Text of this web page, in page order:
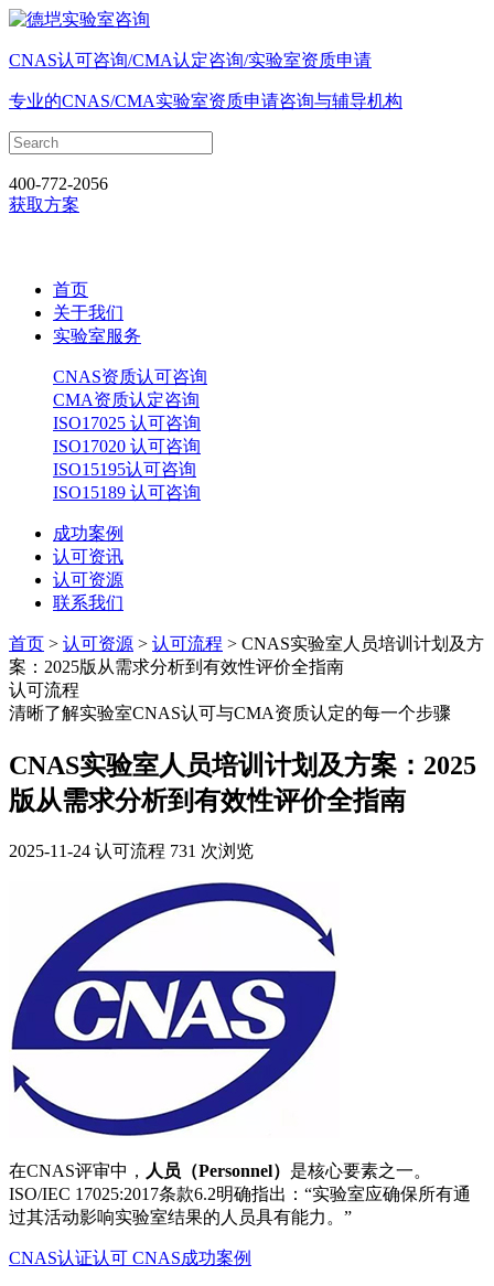
CNAS认可咨询/CMA认定咨询/实验室资质申请
专业的CNAS/CMA实验室资质申请咨询与辅导机构
400-772-2056
获取方案
首页
关于我们
实验室服务
CNAS资质认可咨询
CMA资质认定咨询
ISO17025 认可咨询
ISO17020 认可咨询
ISO15195认可咨询
ISO15189 认可咨询
成功案例
认可资讯
认可资源
联系我们
首页 > 认可资源 > 认可流程 > CNAS实验室人员培训计划及方
案：2025版从需求分析到有效性评价全指南
认可流程
清晰了解实验室CNAS认可与CMA资质认定的每一个步骤
CNAS实验室人员培训计划及方案：2025
版从需求分析到有效性评价全指南
2025-11-24 认可流程 731 次浏览
在CNAS评审中， 人员（Personnel） 是核心要素之一。
ISO/IEC 17025:2017条款6.2明确指出：“实验室应确保所有通
过其活动影响实验室结果的人员具有能力。”
CNAS认证认可 CNAS成功案例